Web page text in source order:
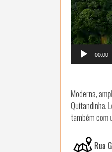
00:00
Moderna,
Quitandinha.
também com
Rua